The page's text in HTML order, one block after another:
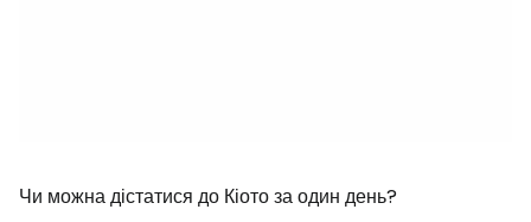
Чи можна дістатися до Кіото за один день?